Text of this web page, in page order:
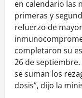
en calendario las
primeras y
refuerzo de
completaron su
26 de
se suman los
dosis”, dijo la